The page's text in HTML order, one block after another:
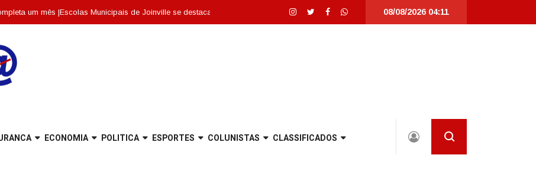
|Escolas Municipais de Joinville se destacam entre as dez melhores de Santa Catarina |Detrans instala novo semáforo na rua Santa Catarina, na
08/08/2026 04:11
ECONOMIA POLITICA ESPORTES COLUNISTAS CLASSIFICADOS